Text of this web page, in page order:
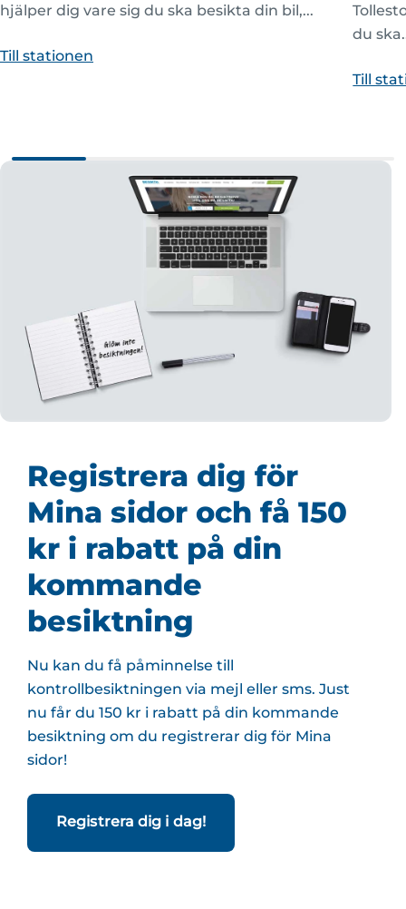
hjälper dig vare sig du ska besikta din bil,...
Till stationen
du
Till
Registrera dig för
Mina sidor och få 150
kr i rabatt på din
kommande
besiktning
Nu kan du få påminnelse till
kontrollbesiktningen via mejl eller sms. Just
nu får du 150 kr i rabatt på din kommande
besiktning om du registrerar dig för Mina
sidor!
Registrera dig i dag!